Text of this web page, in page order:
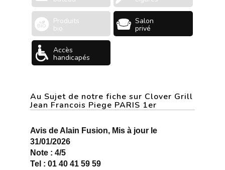
Produits
bio
Salon
privé
Accès
handicapés
Au Sujet de notre fiche sur Clover Grill
Jean Francois Piege PARIS 1er
Avis de Alain Fusion, Mis à jour le
31/01/2026
Note : 4/5
Tel : 01 40 41 59 59